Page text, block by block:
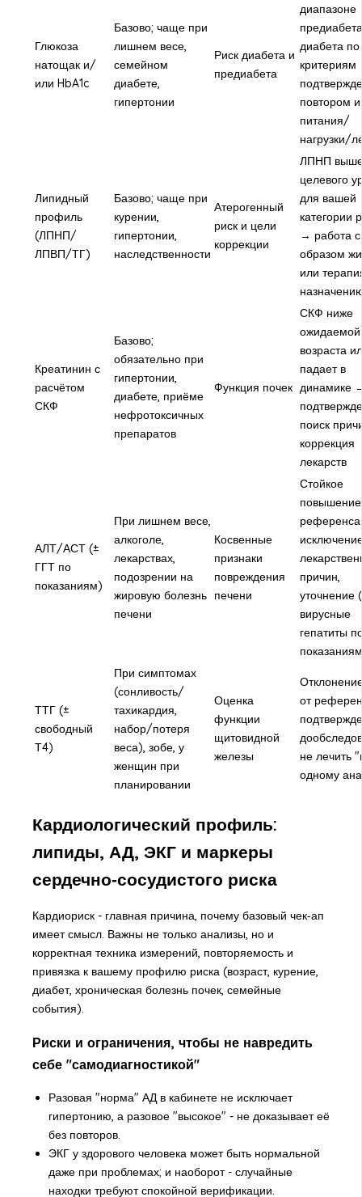
Глюкоза
натощак и/
или HbA1c
Базово; чаще при
лишнем весе,
семейном
диабете,
гипертонии
Риск диабета и
предиабета
диапазоне
диабета по
повтором
питания/
нагрузки/
Липидный
профиль
(ЛПНП/
ЛПВП/ТГ)
Базово; чаще при
курении,
гипертонии,
наследственности
Атерогенный
риск и цели
коррекции
ЛПНП
целевого
для вашей
категории
→ работа с
образом
или
Креатинин с
расчётом
СКФ
Базово;
обязательно при
гипертонии,
диабете, приёме
нефротоксичных
препаратов
Функция почек
СКФ ниже
возраста
падает в
динамике
поиск
коррекция
лекарств
АЛТ/АСТ (±
ГГТ по
показаниям)
При лишнем весе,
алкоголе,
лекарствах,
подозрении на
жировую болезнь
печени
Косвенные
признаки
повреждения
печени
Стойкое
причин,
уточнение
вирусные
гепатиты
ТТГ (±
свободный
Т4)
При симптомах
(сонливость/
тахикардия,
набор/потеря
веса), зобе, у
женщин при
планировании
Оценка
функции
щитовидной
железы
от
не лечить
одному
Кардиологический профиль:
липиды, АД, ЭКГ и маркеры
сердечно‑сосудистого риска
Кардиориск - главная причина, почему базовый чек‑ап
имеет смысл. Важны не только анализы, но и
корректная техника измерений, повторяемость и
привязка к вашему профилю риска (возраст, курение,
диабет, хроническая болезнь почек, семейные
события).
Риски и ограничения, чтобы не навредить
себе "самодиагностикой"
Разовая "норма" АД в кабинете не исключает
гипертонию, а разовое "высокое" - не доказывает её
без повторов.
ЭКГ у здорового человека может быть нормальной
даже при проблемах; и наоборот - случайные
находки требуют спокойной верификации.